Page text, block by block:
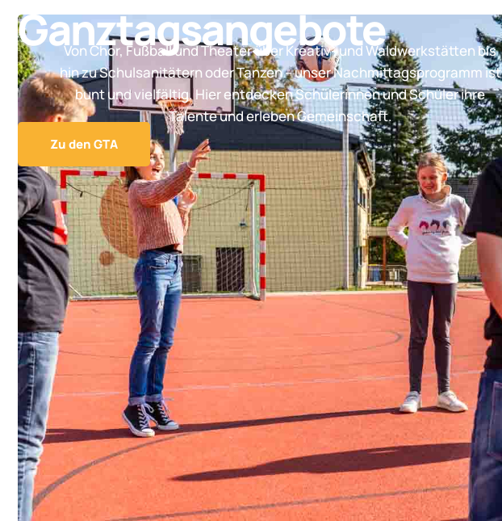
Ganztagsangebote
Von Chor, Fußball und Theater über Kreativ- und Waldwerkstätten bis
hin zu Schulsanitätern oder Tanzen – unser Nachmittagsprogramm ist
bunt und vielfältig. Hier entdecken Schülerinnen und Schüler ihre
Talente und erleben Gemeinschaft.
Zu den GTA